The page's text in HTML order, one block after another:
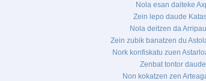
Nola esan daiteke
Zein lepo daude
Nola deitzen da
Zein zubik banatzen du
Nork konfiskatu zuen
Zenbat tontor
Non kokatzen zen